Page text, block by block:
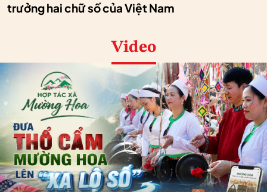
trưởng hai chữ số của Việt Nam
Video